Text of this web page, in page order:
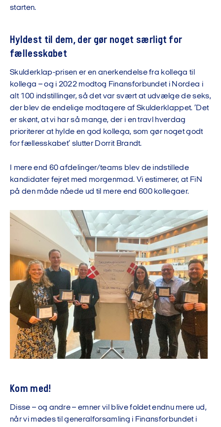
starten.
Hyldest til dem, der gør noget særligt for
fællesskabet
Skulderklap-prisen er en anerkendelse fra kollega til
kollega – og i 2022 modtog Finansforbundet i Nordea i
alt 100 indstillinger, så det var svært at udvælge de seks,
der blev de endelige modtagere af Skulderklappet. ’Det
er skønt, at vi har så mange, der i en travl hverdag
prioriterer at hylde en god kollega, som gør noget godt
for fællesskabet’ slutter Dorrit Brandt.
I mere end 60 afdelinger/teams blev de indstillede
kandidater fejret med morgenmad. Vi estimerer, at FiN
på den måde nåede ud til mere end 600 kollegaer.
Kom med!
Disse – og andre – emner vil blive foldet endnu mere ud,
når vi mødes til generalforsamling i Finansforbundet i